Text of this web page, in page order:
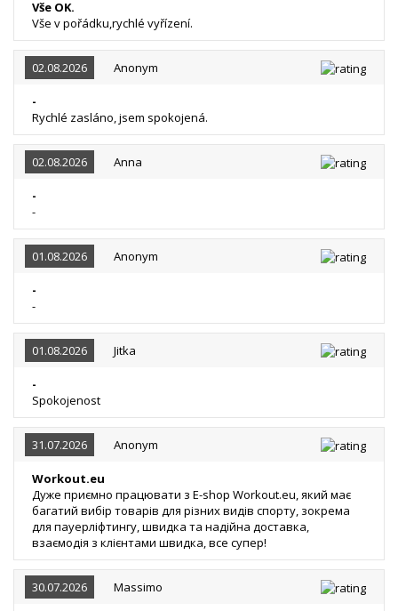
Vše OK.
Vše v pořádku,rychlé vyřízení.
02.08.2026 Anonym
-
Rychlé zasláno, jsem spokojená.
02.08.2026 Anna
-
-
01.08.2026 Anonym
-
-
01.08.2026 Jitka
-
Spokojenost
31.07.2026 Anonym
Workout.eu
Дуже приємно працювати з E-shop Workout.eu, який має
багатий вибір товарів для різних видів спорту, зокрема
для пауерліфтингу, швидка та надійна доставка,
взаємодія з клієнтами швидка, все супер!
30.07.2026 Massimo